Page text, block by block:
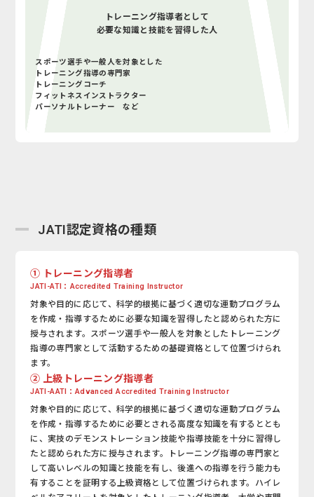
トレーニング指導者として
必要な知識と技能を習得した人
スポーツ選手や一般人を対象とした
トレーニング指導の専門家
トレーニングコーチ
フィットネスインストラクター
パーソナルトレーナー など
JATI認定資格の種類
① トレーニング指導者
JATI-ATI：Accredited Training Instructor
対象や目的に応じて、科学的根拠に基づく適切な運動プログラム
を作成・指導するために必要な知識を習得したと認められた方に
授与されます。スポーツ選手や一般人を対象としたトレーニング
指導の専門家として活動するための基礎資格として位置づけられ
ます。
② 上級トレーニング指導者
JATI-AATI：Advanced Accredited Training Instructor
対象や目的に応じて、科学的根拠に基づく適切な運動プログラム
を作成・指導するために必要とされる高度な知識を有するととも
に、実技のデモンストレーション技能や指導技能を十分に習得し
たと認められた方に授与されます。トレーニング指導の専門家と
して高いレベルの知識と技能を有し、後進への指導を行う能力も
有することを証明する上級資格として位置づけられます。ハイレ